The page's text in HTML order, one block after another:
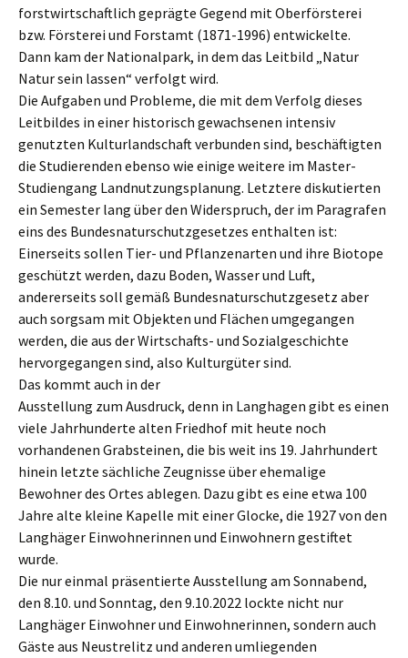
forstwirtschaftlich geprägte Gegend mit Oberförsterei
bzw. Försterei und Forstamt (1871-1996) entwickelte.
Dann kam der Nationalpark, in dem das Leitbild „Natur
Natur sein lassen“ verfolgt wird.
Die Aufgaben und Probleme, die mit dem Verfolg dieses
Leitbildes in einer historisch gewachsenen intensiv
genutzten Kulturlandschaft verbunden sind, beschäftigten
die Studierenden ebenso wie einige weitere im Master-
Studiengang Landnutzungsplanung. Letztere diskutierten
ein Semester lang über den Widerspruch, der im Paragrafen
eins des Bundesnaturschutzgesetzes enthalten ist:
Einerseits sollen Tier- und Pflanzenarten und ihre Biotope
geschützt werden, dazu Boden, Wasser und Luft,
andererseits soll gemäß Bundesnaturschutzgesetz aber
auch sorgsam mit Objekten und Flächen umgegangen
werden, die aus der Wirtschafts- und Sozialgeschichte
hervorgegangen sind, also Kulturgüter sind.
Das kommt auch in der
Ausstellung zum Ausdruck, denn in Langhagen gibt es einen
viele Jahrhunderte alten Friedhof mit heute noch
vorhandenen Grabsteinen, die bis weit ins 19. Jahrhundert
hinein letzte sächliche Zeugnisse über ehemalige
Bewohner des Ortes ablegen. Dazu gibt es eine etwa 100
Jahre alte kleine Kapelle mit einer Glocke, die 1927 von den
Langhäger Einwohnerinnen und Einwohnern gestiftet
wurde.
Die nur einmal präsentierte Ausstellung am Sonnabend,
den 8.10. und Sonntag, den 9.10.2022 lockte nicht nur
Langhäger Einwohner und Einwohnerinnen, sondern auch
Gäste aus Neustrelitz und anderen umliegenden